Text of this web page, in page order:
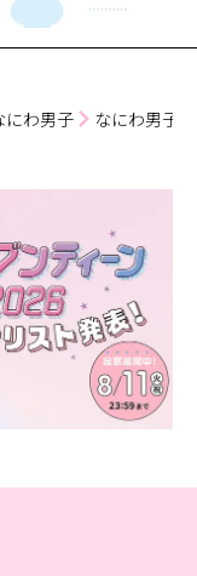
にわ男子 なにわ男子